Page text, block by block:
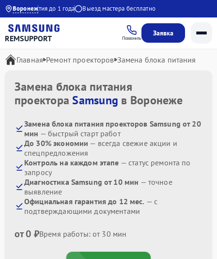
Воронеж
Гарантия до 1 года Выезд мастера бесплатно
REMSUPPORT Позвонить
Заявка
Главная Ремонт проекторов Замена блока питания
Замена блока питания
проектораSamsung в Воронеже
Замена блока питания проекторов Samsung от 20
мин — быстрый старт работ
До 30% экономии — всегда свежие акции и
спецпредложения
Контроль на каждом этапе — статус ремонта по
запросу
Диагностика Samsung от 10 мин — точное
выявление
Официальная гарантия до 12 мес. — с
подтверждающими документами
от 0 ₽Время работы: от 30 мин